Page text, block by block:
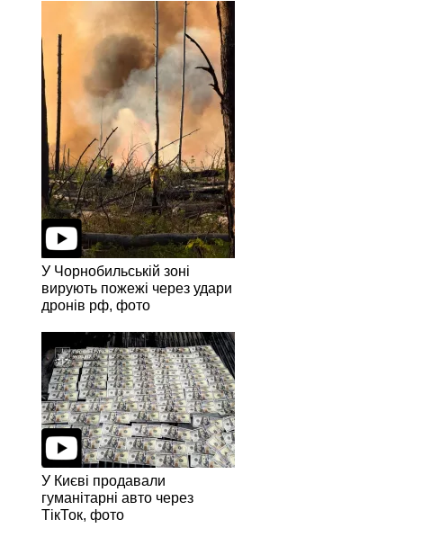
У Чорнобильській зоні
вирують пожежі через удари
дронів рф, фото
У Києві продавали
гуманітарні авто через
ТікТок, фото